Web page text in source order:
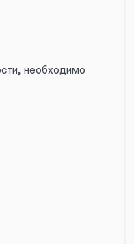
необходимо